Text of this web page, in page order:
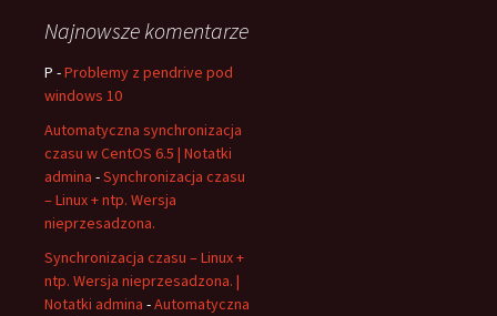
Najnowsze komentarze
P -Problemy z pendrive pod
windows 10
Automatyczna synchronizacja
czasu w CentOS 6.5 | Notatki
admina -Synchronizacja czasu
– Linux + ntp. Wersja
nieprzesadzona.
Synchronizacja czasu – Linux +
ntp. Wersja nieprzesadzona. |
Notatki admina -Automatyczna